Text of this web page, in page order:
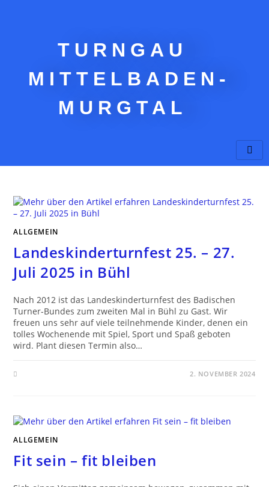
TURNGAU
MITTELBADEN-
MURGTAL
ALLGEMEIN
Landeskinderturnfest 25. – 27.
Juli 2025 in Bühl
Nach 2012 ist das Landeskinderturnfest des Badischen
Turner-Bundes zum zweiten Mal in Bühl zu Gast. Wir
freuen uns sehr auf viele teilnehmende Kinder, denen ein
tolles Wochenende mit Spiel, Sport und Spaß geboten
wird. Plant diesen Termin also…
2. NOVEMBER 2024
ALLGEMEIN
Fit sein – fit bleiben